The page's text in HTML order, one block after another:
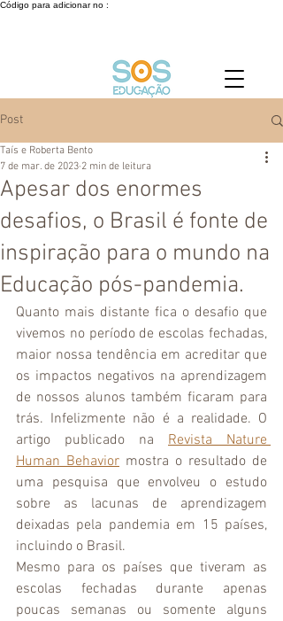
Código para adicionar no :
Post
Apesar dos enormes
desafios, o Brasil é fonte de
inspiração para o mundo na
Educação pós-pandemia.
Taís e Roberta Bento
7 de mar. de 2023 2 min de leitura
Quanto mais distante fica o desafio que
vivemos no período de escolas fechadas,
maior nossa tendência em acreditar que
os impactos negativos na aprendizagem
de nossos alunos também ficaram para
trás. Infelizmente não é a realidade. O
artigo publicado na Revista Nature
Human Behavior mostra o resultado de
uma pesquisa que envolveu o estudo
sobre as lacunas de aprendizagem
deixadas pela pandemia em 15 países,
incluindo o Brasil.
Mesmo para os países que tiveram as
escolas fechadas durante apenas
poucas semanas ou somente alguns